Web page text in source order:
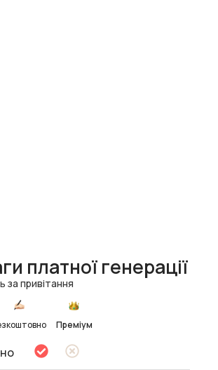
платної генерації
за привітання
Преміум